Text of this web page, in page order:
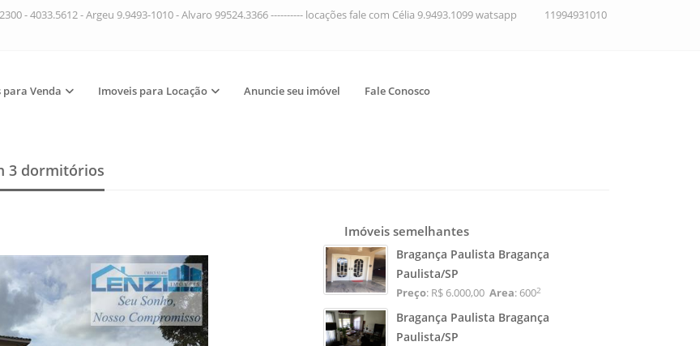
- 4033.5612 - Argeu 9.9493-1010 - Alvaro 99524.3366 ---------- locações fale com Célia 9.9493.1099 watsapp
11994931010
para Venda Imoveis para Locação Anuncie seu imóvel Fale Conosco
3 dormitórios
Imóveis semelhantes
Bragança Paulista Bragança
Paulista/SP
Preço: R$ 6.000,00 Area: 6002
Bragança Paulista Bragança
Paulista/SP